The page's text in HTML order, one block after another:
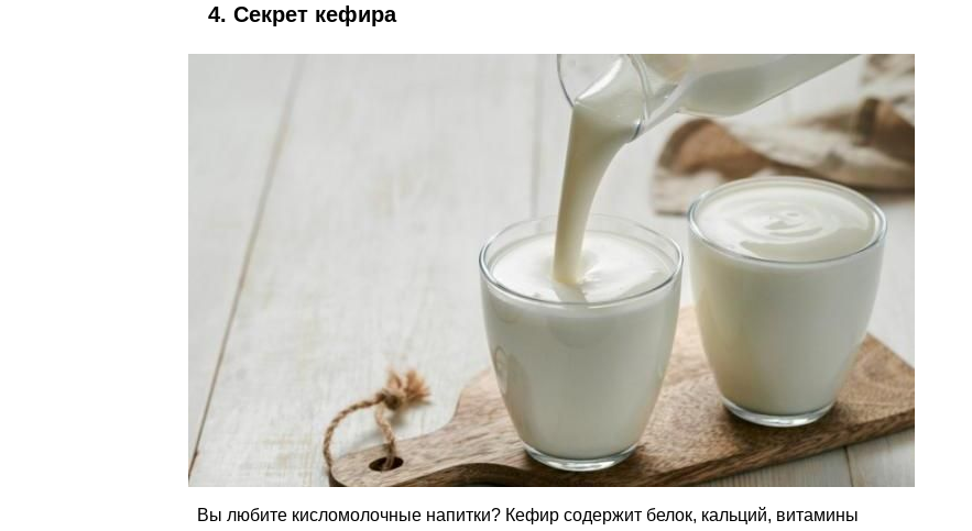
4. Секрет кефира
Вы любите кисломолочные напитки? Кефир содержит белок, кальций, витамины